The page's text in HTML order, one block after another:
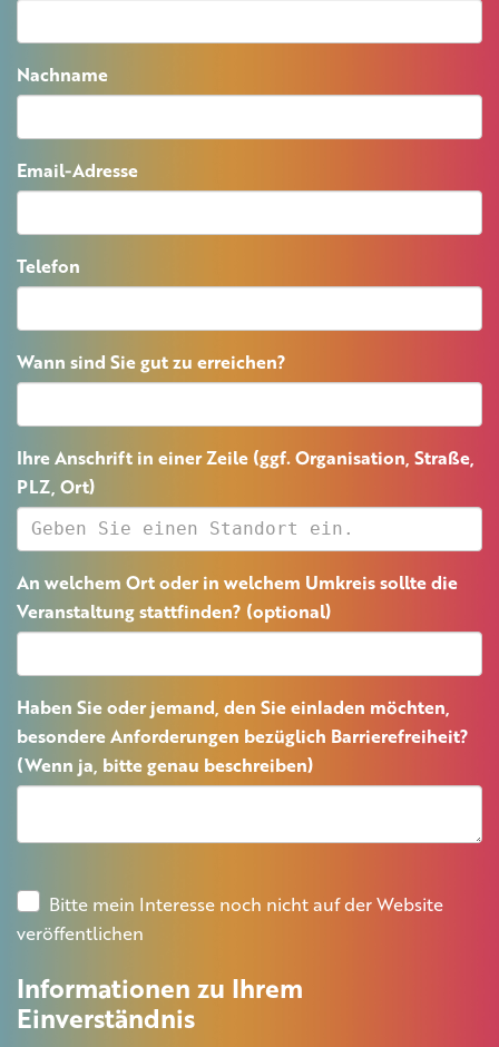
Nachname
Email-Adresse
Telefon
Wann sind Sie gut zu erreichen?
Ihre Anschrift in einer Zeile (ggf. Organisation, Straße,
PLZ, Ort)
An welchem Ort oder in welchem Umkreis sollte die
Veranstaltung stattfinden? (optional)
Haben Sie oder jemand, den Sie einladen möchten,
besondere Anforderungen bezüglich Barrierefreiheit?
(Wenn ja, bitte genau beschreiben)
Bitte mein Interesse noch nicht auf der Website
veröffentlichen
Informationen zu Ihrem
Einverständnis